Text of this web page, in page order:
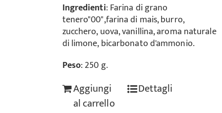
Ingredienti: Farina di grano
tenero"00",farina di mais, burro,
zucchero, uova, vanillina, aroma naturale
di limone, bicarbonato d'ammonio.
Peso: 250 g.
Aggiungi
al carrello
Dettagli